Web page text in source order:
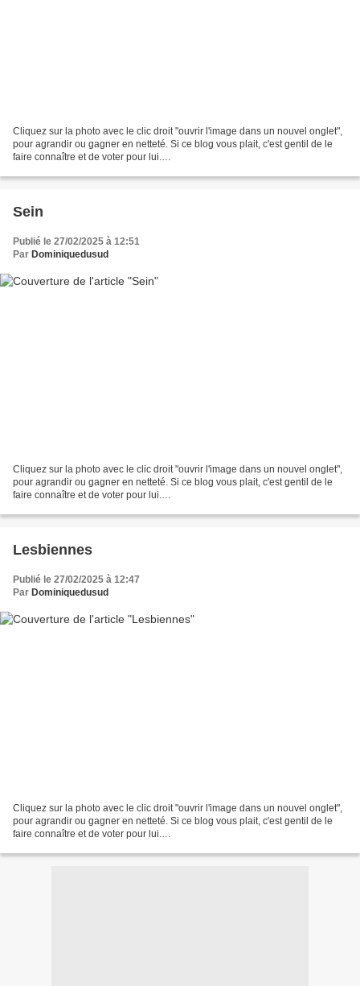
Cliquez sur la photo avec le clic droit "ouvrir l'image dans un nouvel onglet",
pour agrandir ou gagner en netteté. Si ce blog vous plait, c'est gentil de le
faire connaître et de voter pour lui.
Sein
Publié le 27/02/2025 à 12:51
Par Dominiquedusud
Cliquez sur la photo avec le clic droit "ouvrir l'image dans un nouvel onglet",
pour agrandir ou gagner en netteté. Si ce blog vous plait, c'est gentil de le
faire connaître et de voter pour lui.
Lesbiennes
Publié le 27/02/2025 à 12:47
Par Dominiquedusud
Cliquez sur la photo avec le clic droit "ouvrir l'image dans un nouvel onglet",
pour agrandir ou gagner en netteté. Si ce blog vous plait, c'est gentil de le
faire connaître et de voter pour lui.